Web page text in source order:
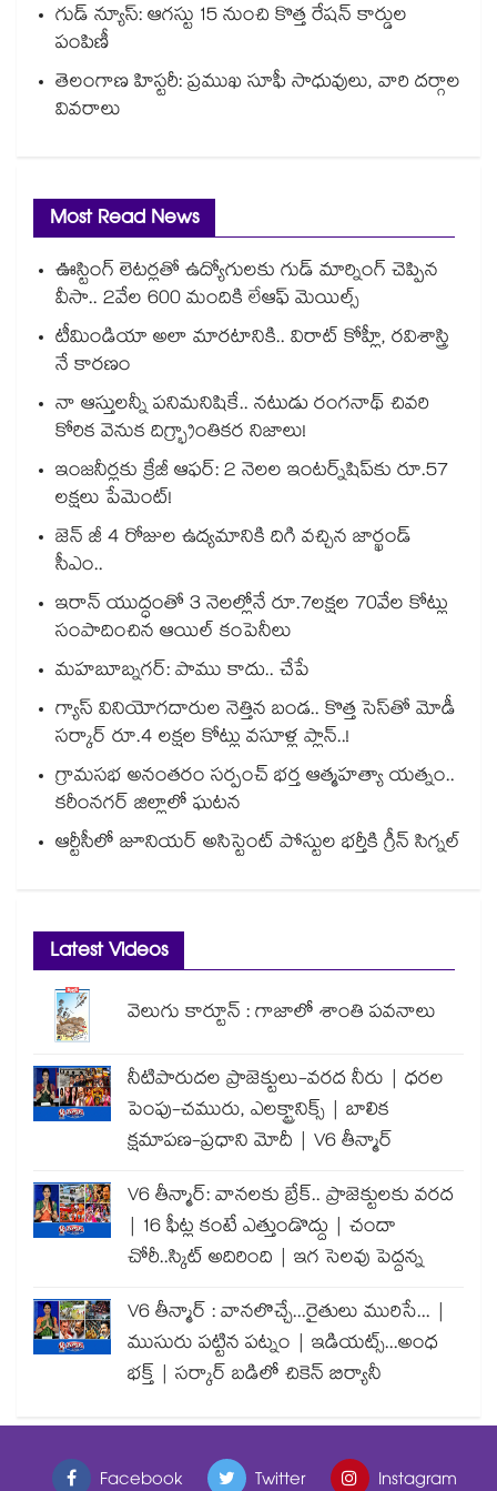
గుడ్ న్యూస్: ఆగస్టు 15 నుంచి కొత్త రేషన్ కార్డుల
పంపిణీ
తెలంగాణ హిస్టరీ: ప్రముఖ సూఫీ సాధువులు, వారి దర్గాల
వివరాలు
Most Read News
ఊస్టింగ్ లెటర్లతో ఉద్యోగులకు గుడ్ మార్నింగ్ చెప్పిన
వీసా.. 2వేల 600 మందికి లేఆఫ్ మెయిల్స్
టీమిండియా అలా మారటానికి.. విరాట్ కోహ్లీ, రవిశాస్త్రి
నే కారణం
నా ఆస్తులన్నీ పనిమనిషికే.. నటుడు రంగనాథ్ చివరి
కోరిక వెనుక దిగ్భ్రాంతికర నిజాలు!
ఇంజనీర్లకు క్రేజీ ఆఫర్: 2 నెలల ఇంటర్న్‌షిప్‌కు రూ.57
లక్షలు పేమెంట్!
జెన్ జీ 4 రోజుల ఉద్యమానికి దిగి వచ్చిన జార్ఖండ్
సీఎం..
ఇరాన్ యుద్ధంతో 3 నెలల్లోనే రూ.7లక్షల 70వేల కోట్లు
సంపాదించిన ఆయిల్ కంపెనీలు
మహబూబ్నగర్: పాము కాదు.. చేపే
గ్యాస్ వినియోగదారుల నెత్తిన బండ.. కొత్త సెస్‌తో మోడీ
సర్కార్ రూ.4 లక్షల కోట్లు వసూళ్ల ప్లాన్..!
గ్రామసభ అనంతరం సర్పంచ్ భర్త ఆత్మహత్యా యత్నం..
కరీంనగర్ జిల్లాలో ఘటన
ఆర్టీసీలో జూనియర్ అసిస్టెంట్‌‌ పోస్టుల భర్తీకి గ్రీన్‌‌ సిగ్నల్
Latest Videos
వెలుగు కార్టూన్ : గాజాలో శాంతి పవనాలు
నీటిపారుదల ప్రాజెక్టులు-వరద నీరు | ధరల
పెంపు-చమురు, ఎలక్ట్రానిక్స్ | బాలిక
క్షమాపణ-ప్రధాని మోదీ | V6 తీన్మార్
V6 తీన్మార్: వానలకు బ్రేక్.. ప్రాజెక్టులకు వరద
| 16 ఫీట్ల కంటే ఎత్తుండొద్దు | చందా
చోరీ..స్కిట్ అదిరింది | ఇగ సెలవు పెద్దన్న
V6 తీన్మార్ : వానలొచ్చే...రైతులు మురిసే... |
ముసురు పట్టిన పట్నం | ఇడియట్స్...అంధ
భక్త్ | సర్కార్ బడిలో చికెన్ బిర్యానీ
Facebook Twitter Instagram